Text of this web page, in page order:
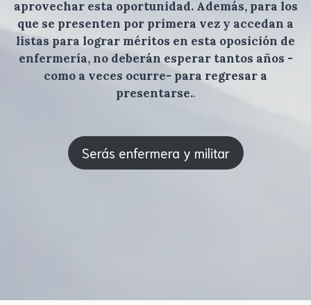
aprovechar esta oportunidad. Además, para los
que se presenten por primera vez y accedan a
listas para lograr méritos en esta oposición de
enfermería, no deberán esperar tantos años -
como a veces ocurre- para regresar a
presentarse..
Serás enfermera y militar